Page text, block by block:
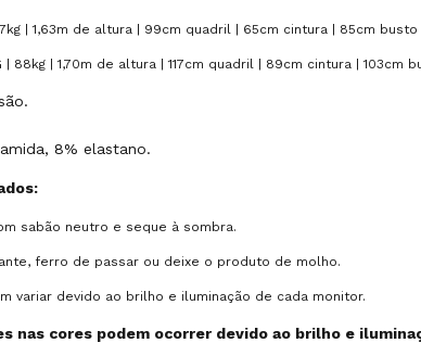
| 1,63m de altura | 99cm quadril | 65cm cintura | 85cm
| 88kg | 1,70m de altura | 117cm quadril | 89cm cintura | 103cm
8% elastano.
sabão neutro e seque à sombra.
ferro de passar ou deixe o produto de molho.
variar devido ao brilho e iluminação de cada monitor.
nas cores podem ocorrer devido ao brilho e